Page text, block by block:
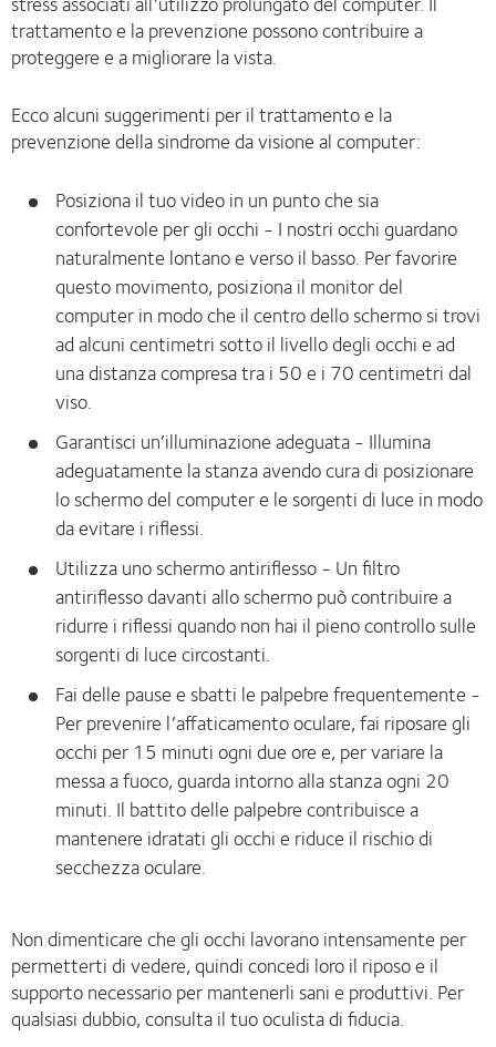
trattamento e la prevenzione possono contribuire a
proteggere e a migliorare la vista.
Ecco alcuni suggerimenti per il trattamento e la
prevenzione della sindrome da visione al computer:
Posiziona il tuo video in un punto che sia
confortevole per gli occhi - I nostri occhi guardano
naturalmente lontano e verso il basso. Per favorire
questo movimento, posiziona il monitor del
computer in modo che il centro dello schermo si trovi
ad alcuni centimetri sotto il livello degli occhi e ad
una distanza compresa tra i 50 e i 70 centimetri dal
viso.
Garantisci un’illuminazione adeguata - Illumina
adeguatamente la stanza avendo cura di posizionare
lo schermo del computer e le sorgenti di luce in modo
da evitare i riflessi.
Utilizza uno schermo antiriflesso - Un filtro
antiriflesso davanti allo schermo può contribuire a
ridurre i riflessi quando non hai il pieno controllo sulle
sorgenti di luce circostanti.
Fai delle pause e sbatti le palpebre frequentemente -
Per prevenire l’affaticamento oculare, fai riposare gli
occhi per 15 minuti ogni due ore e, per variare la
messa a fuoco, guarda intorno alla stanza ogni 20
minuti. Il battito delle palpebre contribuisce a
mantenere idratati gli occhi e riduce il rischio di
secchezza oculare.
Non dimenticare che gli occhi lavorano intensamente per
permetterti di vedere, quindi concedi loro il riposo e il
supporto necessario per mantenerli sani e produttivi. Per
qualsiasi dubbio, consulta il tuo oculista di fiducia.